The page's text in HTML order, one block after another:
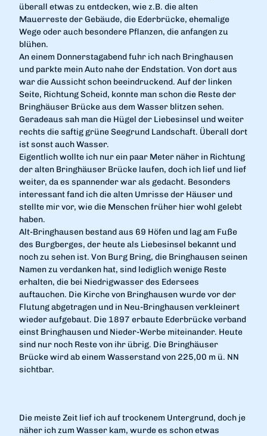
überall etwas zu entdecken, wie z.B. die alten
Mauerreste der Gebäude, die Ederbrücke, ehemalige
Wege oder auch besondere Pflanzen, die anfangen zu
blühen.
An einem Donnerstagabend fuhr ich nach Bringhausen
und parkte mein Auto nahe der Endstation. Von dort aus
war die Aussicht schon beeindruckend. Auf der linken
Seite, Richtung Scheid, konnte man schon die Reste der
Bringhäuser Brücke aus dem Wasser blitzen sehen.
Geradeaus sah man die Hügel der Liebesinsel und weiter
rechts die saftig grüne Seegrund Landschaft. Überall dort
ist sonst auch Wasser.
Eigentlich wollte ich nur ein paar Meter näher in Richtung
der alten Bringhäuser Brücke laufen, doch ich lief und lief
weiter, da es spannender war als gedacht. Besonders
interessant fand ich die alten Umrisse der Häuser und
stellte mir vor, wie die Menschen früher hier wohl gelebt
haben.
Alt-Bringhausen bestand aus 69 Höfen und lag am Fuße
des Burgberges, der heute als Liebesinsel bekannt und
noch zu sehen ist. Von Burg Bring, die Bringhausen seinen
Namen zu verdanken hat, sind lediglich wenige Reste
erhalten, die bei Niedrigwasser des Edersees
auftauchen. Die Kirche von Bringhausen wurde vor der
Flutung abgetragen und in Neu-Bringhausen verkleinert
wieder aufgebaut. Die 1897 erbaute Ederbrücke verband
einst Bringhausen und Nieder-Werbe miteinander. Heute
sind nur noch Reste von ihr übrig. Die Bringhäuser
Brücke wird ab einem Wasserstand von 225,00 m ü. NN
sichtbar.
Die meiste Zeit lief ich auf trockenem Untergrund, doch je
näher ich zum Wasser kam, wurde es schon etwas